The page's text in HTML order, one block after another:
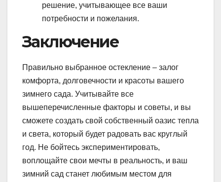
решение, учитывающее все ваши
потребности и пожелания.
Заключение
Правильно выбранное остекление – залог
комфорта, долговечности и красоты вашего
зимнего сада. Учитывайте все
вышеперечисленные факторы и советы, и вы
сможете создать свой собственный оазис тепла
и света, который будет радовать вас круглый
год. Не бойтесь экспериментировать,
воплощайте свои мечты в реальность, и ваш
зимний сад станет любимым местом для